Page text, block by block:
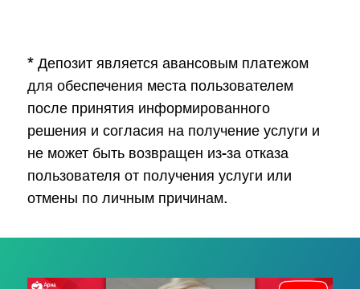
* Депозит является авансовым платежом
для обеспечения места пользователем
после принятия информированного
решения и согласия на получение услуги и
не может быть возвращен из-за отказа
пользователя от получения услуги или
отмены по личным причинам.